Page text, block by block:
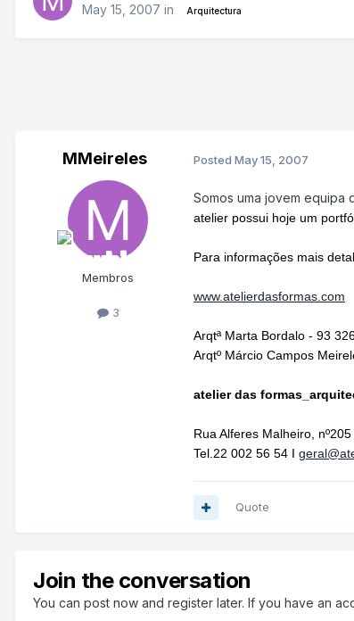
May 15, 2007 in Arquitectura
MMeireles
Membros
3
Posted May 15, 2007
Somos uma jovem
atelier possui hoje um
Para informações mais d
www.atelierdasformas.com
Arqtª Marta Bordalo - 93
Arqtº Márcio Campos
atelier das
Rua Alferes Malheiro,
Tel.22 002 56 54 I
Quote
Join the conversation
You can post now and register later. If you have an